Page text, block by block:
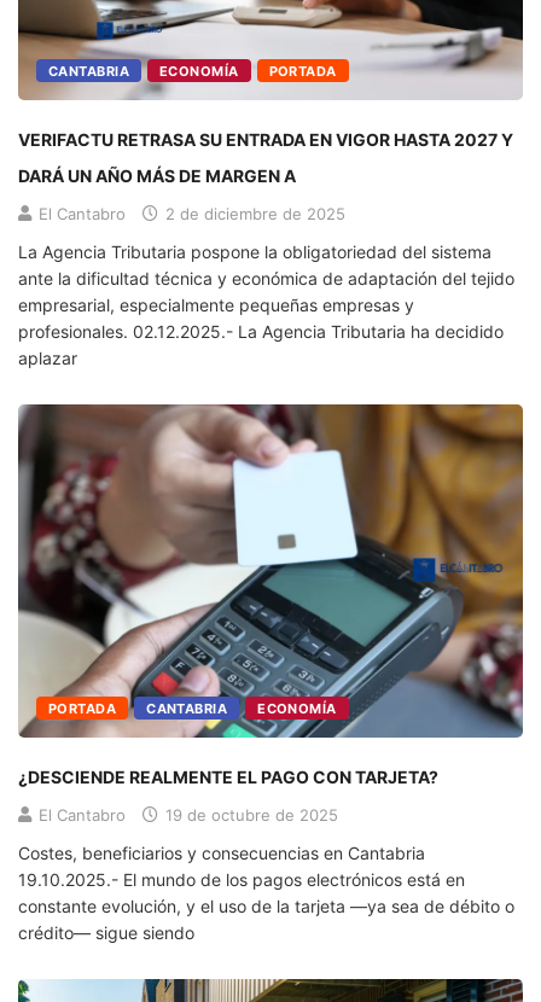
CANTABRIA ECONOMÍA PORTADA
VERIFACTU RETRASA SU ENTRADA EN VIGOR HASTA 2027 Y
DARÁ UN AÑO MÁS DE MARGEN A
El Cantabro 2 de diciembre de 2025
La Agencia Tributaria pospone la obligatoriedad del sistema
ante la dificultad técnica y económica de adaptación del tejido
empresarial, especialmente pequeñas empresas y
profesionales. 02.12.2025.- La Agencia Tributaria ha decidido
aplazar
PORTADA CANTABRIA ECONOMÍA
¿DESCIENDE REALMENTE EL PAGO CON TARJETA?
El Cantabro 19 de octubre de 2025
Costes, beneficiarios y consecuencias en Cantabria
19.10.2025.- El mundo de los pagos electrónicos está en
constante evolución, y el uso de la tarjeta —ya sea de débito o
crédito— sigue siendo